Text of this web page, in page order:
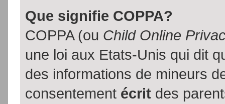
Que signifie COPPA?
COPPA (ou Child Online
une loi aux Etats-Unis qui dit
des informations de mineurs
consentement écrit des